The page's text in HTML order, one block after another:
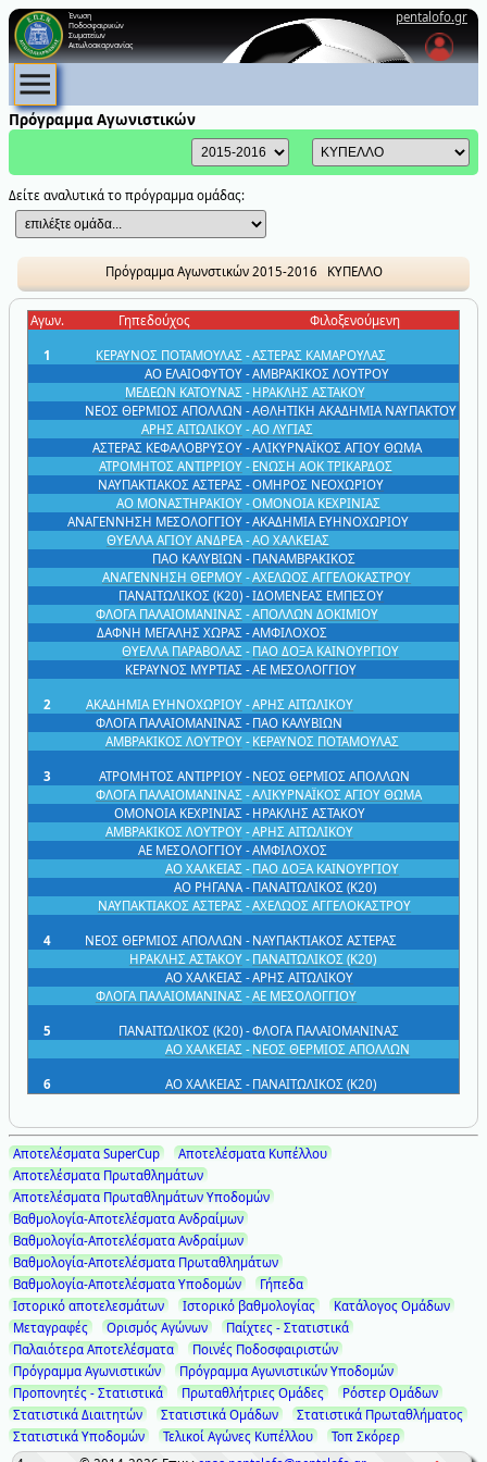
pentalofo.gr
Ένωση
Ποδοσφαιρικών
Σωματείων
Αιτωλοακαρνανίας
Πρόγραμμα Αγωνιστικών
Δείτε αναλυτικά το πρόγραμμα ομάδας:
Πρόγραμμα Αγωνστικών 2015-2016 ΚΥΠΕΛΛΟ
Αγων. Γηπεδούχος Φιλοξενούμενη
1 ΚΕΡΑΥΝΟΣ ΠΟΤΑΜΟΥΛΑΣ -ΑΣΤΕΡΑΣ ΚΑΜΑΡΟΥΛΑΣ
ΑΟ ΕΛΑΙΟΦΥΤΟΥ -ΑΜΒΡΑΚΙΚΟΣ ΛΟΥΤΡΟΥ
ΜΕΔΕΩΝ ΚΑΤΟΥΝΑΣ - ΗΡΑΚΛΗΣ ΑΣΤΑΚΟΥ
ΝΕΟΣ ΘΕΡΜΙΟΣ ΑΠΟΛΛΩΝ -ΑΘΛΗΤΙΚΗ ΑΚΑΔΗΜΙΑ ΝΑΥΠΑΚΤΟΥ
ΑΡΗΣ ΑΙΤΩΛΙΚΟΥ -ΑΟ ΛΥΓΙΑΣ
ΑΣΤΕΡΑΣ ΚΕΦΑΛΟΒΡΥΣΟΥ -ΑΛΙΚΥΡΝΑΪΚΟΣ ΑΓΙΟΥ ΘΩΜΑ
ΑΤΡΟΜΗΤΟΣ ΑΝΤΙΡΡΙΟΥ - ΕΝΩΣΗ ΑΟΚ ΤΡΙΚΑΡΔΟΣ
ΝΑΥΠΑΚΤΙΑΚΟΣ ΑΣΤΕΡΑΣ -ΟΜΗΡΟΣ ΝΕΟΧΩΡΙΟΥ
ΑΟ ΜΟΝΑΣΤΗΡΑΚΙΟΥ -ΟΜΟΝΟΙΑ ΚΕΧΡΙΝΙΑΣ
ΑΝΑΓΕΝΝΗΣΗ ΜΕΣΟΛΟΓΓΙΟΥ -ΑΚΑΔΗΜΙΑ ΕΥΗΝΟΧΩΡΙΟΥ
ΘΥΕΛΛΑ ΑΓΙΟΥ ΑΝΔΡΕΑ -ΑΟ ΧΑΛΚΕΙΑΣ
ΠΑΟ ΚΑΛΥΒΙΩΝ - ΠΑΝΑΜΒΡΑΚΙΚΟΣ
ΑΝΑΓΕΝΝΗΣΗ ΘΕΡΜΟΥ -ΑΧΕΛΩΟΣ ΑΓΓΕΛΟΚΑΣΤΡΟΥ
ΠΑΝΑΙΤΩΛΙΚΟΣ (Κ20) -ΙΔΟΜΕΝΕΑΣ ΕΜΠΕΣΟΥ
ΦΛΟΓΑ ΠΑΛΑΙΟΜΑΝΙΝΑΣ -ΑΠΟΛΛΩΝ ΔΟΚΙΜΙΟΥ
ΔΑΦΝΗ ΜΕΓΑΛΗΣ ΧΩΡΑΣ -ΑΜΦΙΛΟΧΟΣ
ΘΥΕΛΛΑ ΠΑΡΑΒΟΛΑΣ - ΠΑΟ ΔΟΞΑ ΚΑΙΝΟΥΡΓΙΟΥ
ΚΕΡΑΥΝΟΣ ΜΥΡΤΙΑΣ -ΑΕ ΜΕΣΟΛΟΓΓΙΟΥ
2 ΑΚΑΔΗΜΙΑ ΕΥΗΝΟΧΩΡΙΟΥ -ΑΡΗΣ ΑΙΤΩΛΙΚΟΥ
ΦΛΟΓΑ ΠΑΛΑΙΟΜΑΝΙΝΑΣ - ΠΑΟ ΚΑΛΥΒΙΩΝ
ΑΜΒΡΑΚΙΚΟΣ ΛΟΥΤΡΟΥ - ΚΕΡΑΥΝΟΣ ΠΟΤΑΜΟΥΛΑΣ
3 ΑΤΡΟΜΗΤΟΣ ΑΝΤΙΡΡΙΟΥ - ΝΕΟΣ ΘΕΡΜΙΟΣ ΑΠΟΛΛΩΝ
ΦΛΟΓΑ ΠΑΛΑΙΟΜΑΝΙΝΑΣ -ΑΛΙΚΥΡΝΑΪΚΟΣ ΑΓΙΟΥ ΘΩΜΑ
ΟΜΟΝΟΙΑ ΚΕΧΡΙΝΙΑΣ - ΗΡΑΚΛΗΣ ΑΣΤΑΚΟΥ
ΑΜΒΡΑΚΙΚΟΣ ΛΟΥΤΡΟΥ -ΑΡΗΣ ΑΙΤΩΛΙΚΟΥ
ΑΕ ΜΕΣΟΛΟΓΓΙΟΥ -ΑΜΦΙΛΟΧΟΣ
ΑΟ ΧΑΛΚΕΙΑΣ - ΠΑΟ ΔΟΞΑ ΚΑΙΝΟΥΡΓΙΟΥ
ΑΟ ΡΗΓΑΝΑ - ΠΑΝΑΙΤΩΛΙΚΟΣ (Κ20)
ΝΑΥΠΑΚΤΙΑΚΟΣ ΑΣΤΕΡΑΣ -ΑΧΕΛΩΟΣ ΑΓΓΕΛΟΚΑΣΤΡΟΥ
4 ΝΕΟΣ ΘΕΡΜΙΟΣ ΑΠΟΛΛΩΝ - ΝΑΥΠΑΚΤΙΑΚΟΣ ΑΣΤΕΡΑΣ
ΗΡΑΚΛΗΣ ΑΣΤΑΚΟΥ - ΠΑΝΑΙΤΩΛΙΚΟΣ (Κ20)
ΑΟ ΧΑΛΚΕΙΑΣ -ΑΡΗΣ ΑΙΤΩΛΙΚΟΥ
ΦΛΟΓΑ ΠΑΛΑΙΟΜΑΝΙΝΑΣ -ΑΕ ΜΕΣΟΛΟΓΓΙΟΥ
5 ΠΑΝΑΙΤΩΛΙΚΟΣ (Κ20) -ΦΛΟΓΑ ΠΑΛΑΙΟΜΑΝΙΝΑΣ
ΑΟ ΧΑΛΚΕΙΑΣ - ΝΕΟΣ ΘΕΡΜΙΟΣ ΑΠΟΛΛΩΝ
6 ΑΟ ΧΑΛΚΕΙΑΣ - ΠΑΝΑΙΤΩΛΙΚΟΣ (Κ20)
Αποτελέσματα SuperCup
Αποτελέσματα Κυπέλλου
Αποτελέσματα Πρωταθλημάτων
Αποτελέσματα Πρωταθλημάτων Υποδομών
Βαθμολογία-Αποτελέσματα Ανδραίμων
Βαθμολογία-Αποτελέσματα Ανδραίμων
Βαθμολογία-Αποτελέσματα Πρωταθλημάτων
Βαθμολογία-Αποτελέσματα Υποδομών
Γήπεδα
Ιστορικό αποτελεσμάτων
Ιστορικό βαθμολογίας
Κατάλογος Ομάδων
Μεταγραφές
Ορισμός Αγώνων
Παίχτες - Στατιστικά
Παλαιότερα Αποτελέσματα
Ποινές Ποδοσφαιριστών
Πρόγραμμα Αγωνιστικών
Πρόγραμμα Αγωνιστικών Υποδομών
Προπονητές - Στατιστικά
Πρωταθλήτριες Ομάδες
Ρόστερ Ομάδων
Στατιστικά Διαιτητών
Στατιστικά Ομάδων
Στατιστικά Πρωταθλήματος
Στατιστικά Υποδομών
Τελικοί Αγώνες Κυπέλλου
Τοπ Σκόρερ